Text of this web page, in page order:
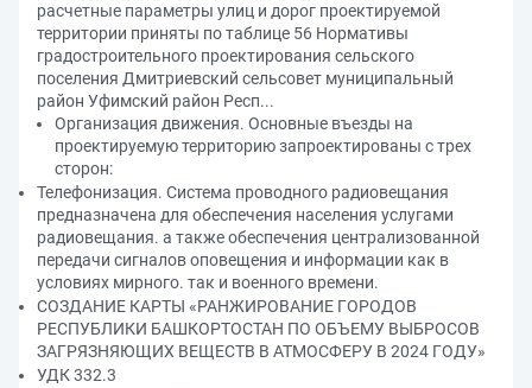
расчетные параметры улиц и дорог проектируемой
территории приняты по таблице 56 Нормативы
градостроительного проектирования сельского
поселения Дмитриевский сельсовет муниципальный
район Уфимский район Респ...
Организация движения. Основные въезды на
проектируемую территорию запроектированы с трех
сторон:
Телефонизация. Система проводного радиовещания
предназначена для обеспечения населения услугами
радиовещания. а также обеспечения централизованной
передачи сигналов оповещения и информации как в
условиях мирного. так и военного времени.
СОЗДАНИЕ КАРТЫ «РАНЖИРОВАНИЕ ГОРОДОВ
РЕСПУБЛИКИ БАШКОРТОСТАН ПО ОБЪЕМУ ВЫБРОСОВ
ЗАГРЯЗНЯЮЩИХ ВЕЩЕСТВ В АТМОСФЕРУ В 2024 ГОДУ»
УДК 332.3